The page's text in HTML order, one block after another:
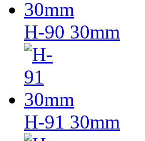
H-90 30mm
H-91 30mm